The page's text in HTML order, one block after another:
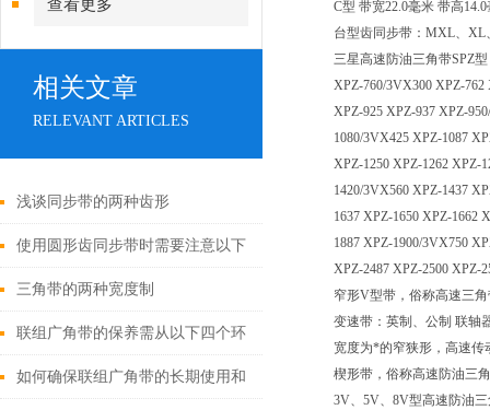
查看更多
相关文章
RELEVANT ARTICLES
浅谈同步带的两种齿形
使用圆形齿同步带时需要注意以下
几个方面
三角带的两种宽度制
联组广角带的保养需从以下四个环
节入手
如何确保联组广角带的长期使用和
C型 带宽22.0毫米 带高
台型齿同步带：MXL、
三星高速防油三角带SPZ型
XPZ-760/3VX300 XPZ-762
XPZ-925 XPZ-937 XPZ-
1080/3VX425 XPZ-1087
XPZ-1250 XPZ-1262 XPZ-
1420/3VX560 XPZ-1437
1637 XPZ-1650 XPZ-1662
1887 XPZ-1900/3VX750
XPZ-2487 XPZ-2500 XPZ-
窄形V型带，俗称高速三
变速带：英制、公制 联轴
宽度为*的窄狭形，高速传
楔形带，俗称高速防油三
3V、5V、8V型高速防油